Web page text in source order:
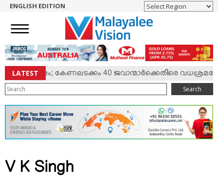
NEWS
ENGLISH
NRI
ENTERTAINMENT
MV SPECIAL
SPORTS
LIFESTYLE
TECH & AUTO
EDITORIAL
ENGLISH EDITION
LATEST കേണലടക്കം 40 ജവാന്മാര്‍ക്കെതിരെ
Search
V K Singh